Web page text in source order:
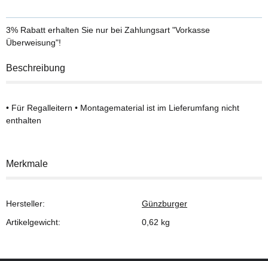
3% Rabatt erhalten Sie nur bei Zahlungsart "Vorkasse
Überweisung"!
Beschreibung
• Für Regalleitern • Montagematerial ist im Lieferumfang nicht
enthalten
Merkmale
Hersteller:
Günzburger
Artikelgewicht:
0,62 kg